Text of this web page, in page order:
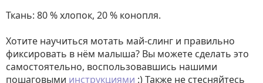
Ткань: 80 % хлопок, 20 % конопля.
Хотите научиться мотать май-слинг и правильно
фиксировать в нём малыша? Вы можете сделать это
самостоятельно, воспользовавшись нашими
пошаговыми инструкциями :) Также не стесняйтесь